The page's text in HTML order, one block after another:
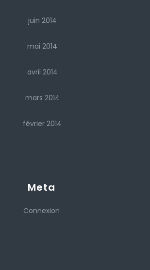
juin 2014
mai 2014
avril 2014
mars 2014
février 2014
Meta
Connexion